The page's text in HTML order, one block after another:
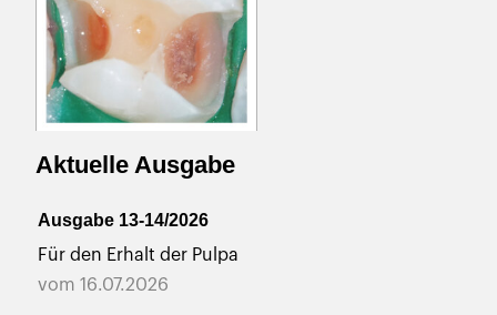
Aktuelle Ausgabe
Ausgabe 13-14/2026
Für den Erhalt der Pulpa
vom 16.07.2026